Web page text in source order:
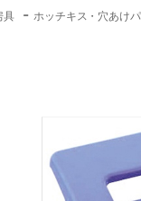
具 -ホッチキス・穴あけ